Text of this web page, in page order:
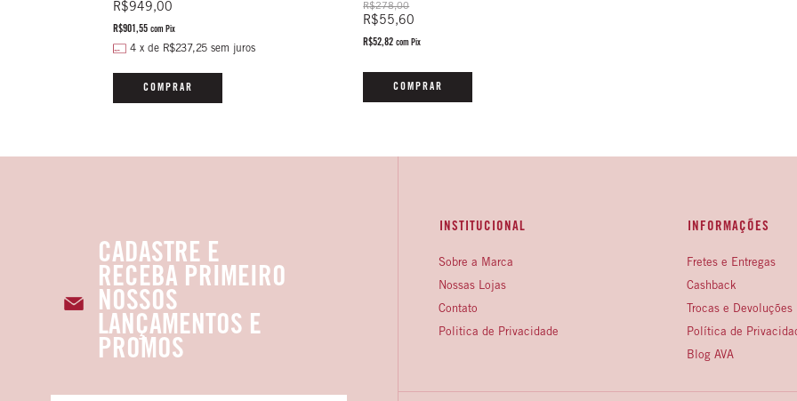
R$949,00
R$901,55 com Pix
4 x de R$237,25 sem juros
COMPRAR
R$278,00
R$55,60
R$52,82com Pix
COMPRAR
CADASTRE E
RECEBA PRIMEIRO
NOSSOS
LANÇAMENTOS E
PROMOS
INSTITUCIONAL
Sobre a Marca
Nossas Lojas
Contato
Politica de Privacidade
INFORMAÇÕES
Fretes e Entregas
Cashback
Trocas e Devoluções
Política de
Blog AVA